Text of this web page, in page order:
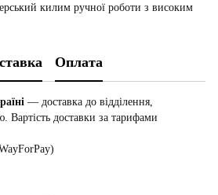
килим ручної роботи з високим
Оплата
— доставка до відділення,
Вартість доставки за тарифами